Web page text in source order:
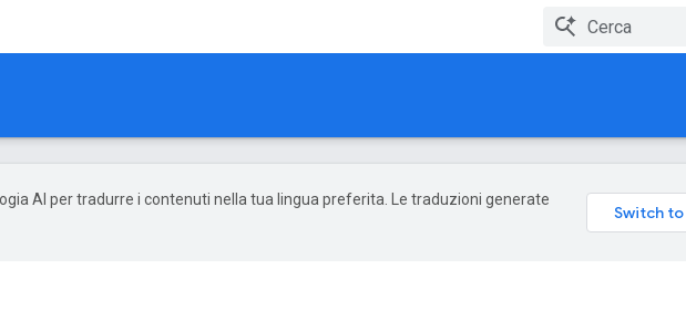
AI per tradurre i contenuti nella tua lingua preferita. Le traduzioni generate